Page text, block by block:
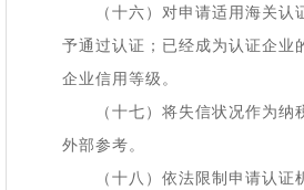
（十六）对申请适用海关认
予通过认证；已经成为认证企业
企业信用等级。
（十七）将失信状况作为纳
外部参考。
（十八）依法限制申请认证